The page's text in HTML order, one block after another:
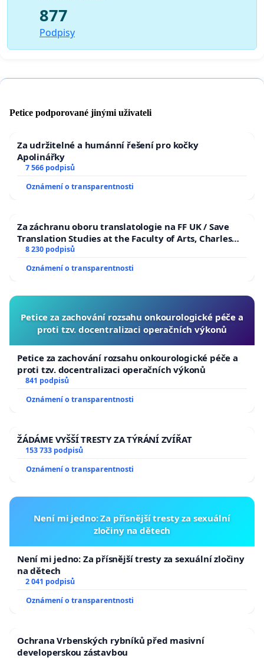
877
Podpisy
Petice podporované jinými uživateli
Za udržitelné a humánní řešení pro kočky
Apolinářky
7 566 podpisů
Oznámení o transparentnosti
Za záchranu oboru translatologie na FF UK / Save
Translation Studies at the Faculty of Arts, Charles
University
8 230 podpisů
Oznámení o transparentnosti
Petice za zachování rozsahu onkourologické péče a
proti tzv. docentralizaci operačních výkonů
Petice za zachování rozsahu onkourologické péče a
proti tzv. docentralizaci operačních výkonů
841 podpisů
Oznámení o transparentnosti
ŽÁDÁME VYŠŠÍ TRESTY ZA TÝRÁNÍ ZVÍŘAT
153 733 podpisů
Oznámení o transparentnosti
Není mi jedno: Za přísnější tresty za sexuální
zločiny na dětech
Není mi jedno: Za přísnější tresty za sexuální zločiny
na dětech
2 041 podpisů
Oznámení o transparentnosti
Ochrana Vrbenských rybníků před masivní
developerskou zástavbou